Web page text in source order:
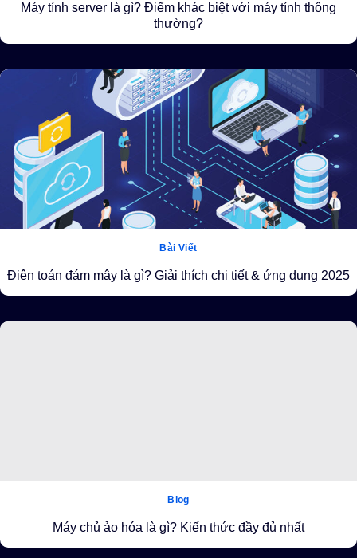
Máy tính server là gì? Điểm khác biệt với máy tính thông
thường?
Bài Viết
Điện toán đám mây là gì? Giải thích chi tiết & ứng dụng 2025
Blog
Máy chủ ảo hóa là gì? Kiến thức đầy đủ nhất